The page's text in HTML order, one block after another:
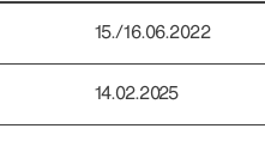
15./16.06.2022
14.02.2025